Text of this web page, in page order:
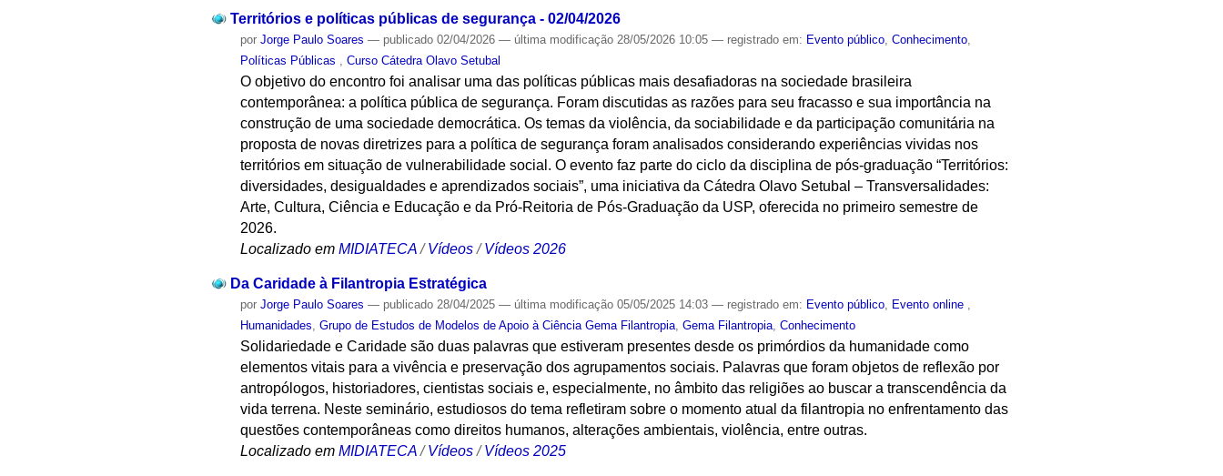
Territórios e políticas públicas de segurança - 02/04/2026
porJorge Paulo Soares — publicado 02/04/2026— última modificação 28/05/2026 10:05— registrado em: Evento público ,Conhecimento
Políticas Públicas
,Curso Cátedra Olavo Setubal
O objetivo do encontro foi analisar uma das políticas públicas mais desafiadoras na sociedade brasileira
contemporânea: a política pública de segurança. Foram discutidas as razões para seu fracasso e sua importância na
construção de uma sociedade democrática. Os temas da violência, da sociabilidade e da participação comunitária na
proposta de novas diretrizes para a política de segurança foram analisados considerando experiências vividas nos
territórios em situação de vulnerabilidade social. O evento faz parte do ciclo da disciplina de pós-graduação “Territórios:
diversidades, desigualdades e aprendizados sociais”, uma iniciativa da Cátedra Olavo Setubal – Transversalidades:
Arte, Cultura, Ciência e Educação e da Pró-Reitoria de Pós-Graduação da USP, oferecida no primeiro semestre de
2026.
Localizado em MIDIATECA /Vídeos /Vídeos 2026
Da Caridade à Filantropia Estratégica
porJorge Paulo Soares — publicado 28/04/2025— última modificação 05/05/2025 14:03— registrado em: Evento público, Evento online ,
Humanidades,Grupo de Estudos de Modelos de Apoio à Ciência Gema Filantropia,Gema Filantropia,Conhecimento
Solidariedade e Caridade são duas palavras que estiveram presentes desde os primórdios da humanidade como
elementos vitais para a vivência e preservação dos agrupamentos sociais. Palavras que foram objetos de reflexão por
antropólogos, historiadores, cientistas sociais e, especialmente, no âmbito das religiões ao buscar a transcendência da
vida terrena. Neste seminário, estudiosos do tema refletiram sobre o momento atual da filantropia no enfrentamento das
questões contemporâneas como direitos humanos, alterações ambientais, violência, entre outras.
Localizado em MIDIATECA /Vídeos /Vídeos 2025